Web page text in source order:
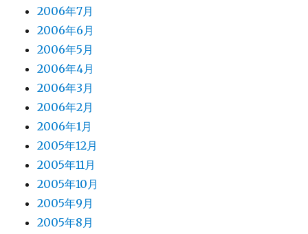
2006年7月
2006年6月
2006年5月
2006年4月
2006年3月
2006年2月
2006年1月
2005年12月
2005年11月
2005年10月
2005年9月
2005年8月